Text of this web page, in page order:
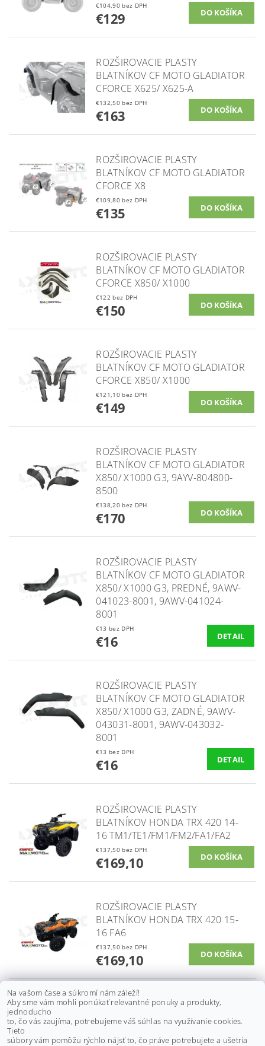
€104,90 bez DPH
€129
ROZŠIROVACIE PLASTY
BLATNÍKOV CF MOTO GLADIATOR
CFORCE X625/ X625-A
€132,50 bez DPH
€163
ROZŠIROVACIE PLASTY
BLATNÍKOV CF MOTO GLADIATOR
CFORCE X8
€109,80 bez DPH
€135
ROZŠIROVACIE PLASTY
BLATNÍKOV CF MOTO GLADIATOR
CFORCE X850/ X1000
€122 bez DPH
€150
ROZŠIROVACIE PLASTY
BLATNÍKOV CF MOTO GLADIATOR
CFORCE X850/ X1000
€121,10 bez DPH
€149
ROZŠIROVACIE PLASTY
BLATNÍKOV CF MOTO GLADIATOR
X850/ X1000 G3, 9AYV-804800-
8500
€138,20 bez DPH
€170
ROZŠIROVACIE PLASTY
BLATNÍKOV CF MOTO GLADIATOR
X850/ X1000 G3, PREDNÉ, 9AWV-
041023-8001, 9AWV-041024-
8001
€13 bez DPH
€16 DETAIL
ROZŠIROVACIE PLASTY
BLATNÍKOV CF MOTO GLADIATOR
X850/ X1000 G3, ZADNÉ, 9AWV-
043031-8001, 9AWV-043032-
8001
€13 bez DPH
€16 DETAIL
ROZŠIROVACIE PLASTY
BLATNÍKOV HONDA TRX 420 14-
16 TM1/TE1/FM1/FM2/FA1/FA2
€137,50 bez DPH
€169,10
ROZŠIROVACIE PLASTY
BLATNÍKOV HONDA TRX 420 15-
16 FA6
€137,50 bez DPH
€169,10
ROZŠIROVACIE PLASTY
BLATNÍKOV HONDA TRX 420
RANCHER 2007-2014
€120,80 bez DPH
Na vašom čase a súkromí nám záleží!
Aby sme vám mohli ponúkať relevantné ponuky a produkty,
jednoducho
to, čo vás zaujíma, potrebujeme váš súhlas na využívanie cookies.
Tieto
súbory vám pomôžu rýchlo nájsť to, čo práve potrebujete a ušetria